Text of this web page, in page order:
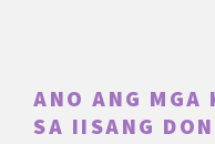
ANO ANG MGA
SA IISANG